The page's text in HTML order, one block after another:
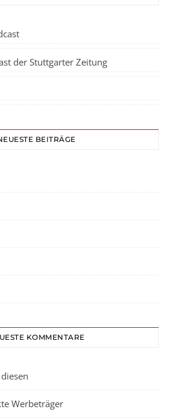
der Stuttgarter Zeitung
BEITRÄGE
KOMMENTARE
Werbeträger